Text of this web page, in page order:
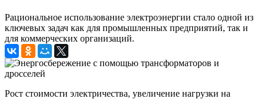
Рациональное использование электроэнергии стало одной из
ключевых задач как для промышленных предприятий, так и
для коммерческих организаций.
Рост стоимости электричества, увеличение нагрузки на